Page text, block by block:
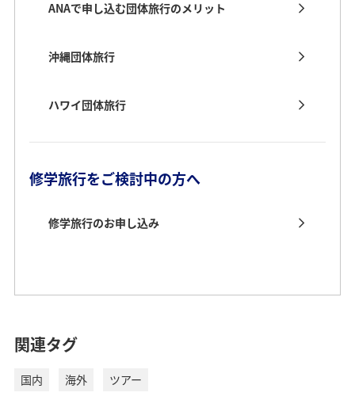
ANAで申し込む団体旅行のメリット
沖縄団体旅行
ハワイ団体旅行
修学旅行をご検討中の方へ
修学旅行のお申し込み
関連タグ
国内 海外
ツアー